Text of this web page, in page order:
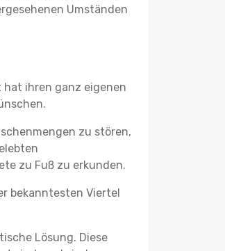
Umständen
hat ihren ganz eigenen
zu stören,
zu Fuß zu erkunden.
bekanntesten Viertel
Lösung. Diese